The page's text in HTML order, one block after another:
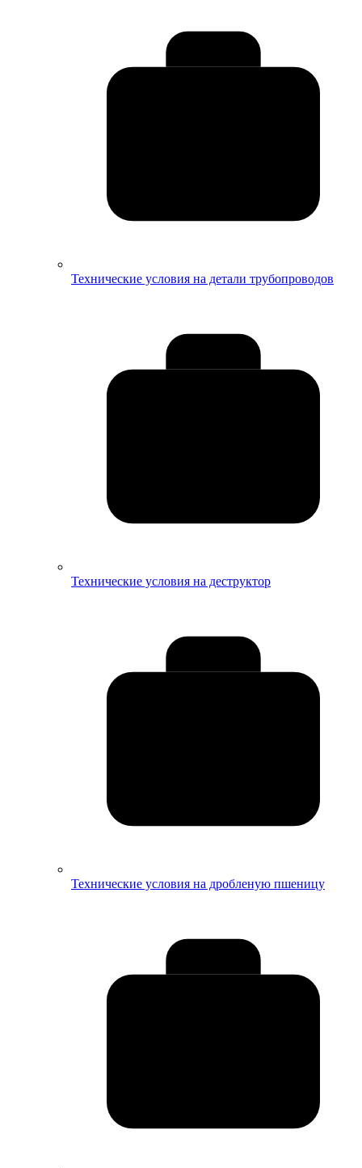
Технические условия на детали трубопроводов
Технические условия на деструктор
Технические условия на дробленую пшеницу